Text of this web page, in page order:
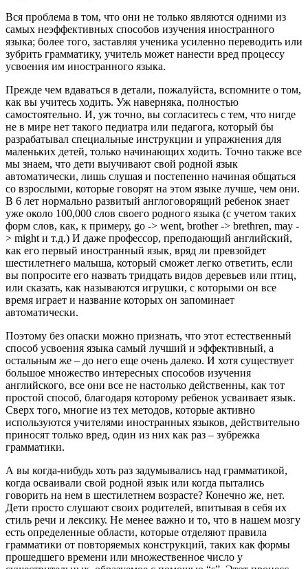
Вся проблема в том, что они не только являются одними из
самых неэффективных способов изучения иностранного
языка; более того, заставляя ученика усиленно переводить или
зубрить грамматику, учитель может нанести вред процессу
усвоения им иностранного языка.
Прежде чем вдаваться в детали, пожалуйста, вспомните о том,
как вы учитесь ходить. Уж наверняка, полностью
самостоятельно. И, уж точно, вы согласитесь с тем, что нигде
не в мире нет такого педиатра или педагога, который бы
разрабатывал специальные инструкции и упражнения для
маленьких детей, только начинающих ходить. Точно также все
мы знаем, что дети выучивают свой родной язык
автоматически, лишь слушая и постепенно начиная общаться
со взрослыми, которые говорят на этом языке лучше, чем они.
В 6 лет нормально развитый англоговорящий ребенок знает
уже около 100,000 слов своего родного языка (с учетом таких
форм слов, как, к примеру, go -> went, brother -> brethren, may -
> might и т.д.) И даже профессор, преподающий английский,
как его первый иностранный язык, вряд ли превзойдет
шестилетнего малыша, который сможет легко ответить, если
вы попросите его назвать тридцать видов деревьев или птиц,
или сказать, как называются игрушки, с которыми он все
время играет и название которых он запоминает
автоматически.
Поэтому без опаски можно признать, что этот естественный
способ усвоения языка самый лучший и эффективный, а
остальным же – до него еще очень далеко. И хотя существует
большое множество интересных способов изучения
английского, все они все не настолько действенны, как тот
простой способ, благодаря которому ребенок усваивает язык.
Сверх того, многие из тех методов, которые активно
используются учителями иностранных языков, действительно
приносят только вред, один из них как раз – зубрежка
грамматики.
А вы когда-нибудь хоть раз задумывались над грамматикой,
когда осваивали свой родной язык или когда пытались
говорить на нем в шестилетнем возрасте? Конечно же, нет.
Дети просто слушают своих родителей, впитывая в себя их
стиль речи и лексику. Не менее важно и то, что в нашем мозгу
есть определенные области, которые отделяют правила
грамматики от повторяемых конструкций, таких как формы
прошедшего времени или множественное число у